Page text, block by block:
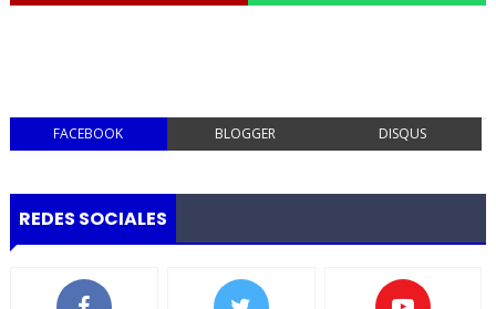
FACEBOOK BLOGGER DISQUS
REDES SOCIALES